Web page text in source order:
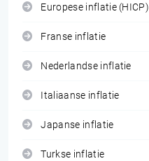
Europese inflatie (HICP)
Franse inflatie
Nederlandse inflatie
Italiaanse inflatie
Japanse inflatie
Turkse inflatie